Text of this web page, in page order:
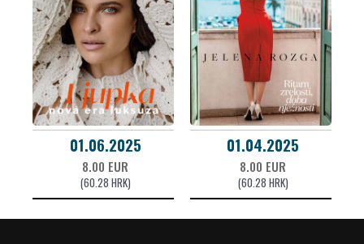
01.06.2025
8.00 EUR
(60.28 HRK)
01.04.2025
8.00 EUR
(60.28 HRK)